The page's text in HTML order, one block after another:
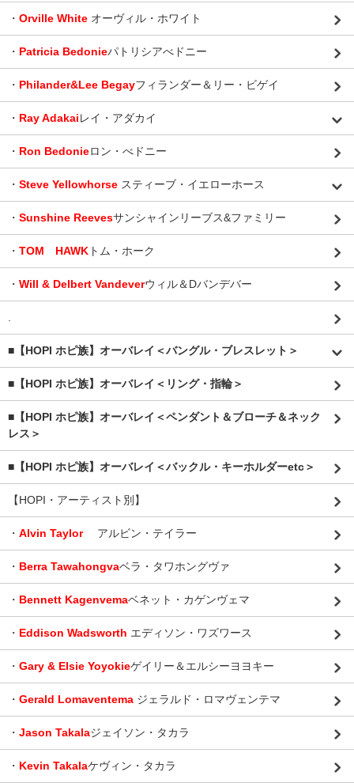
・ Orville White オーヴィル・ホワイト
・ Patricia Bedonieパトリシアべドニー
・ Philander&Lee Begayフィランダー＆リー・ビゲイ
・ Ray Adakaiレイ・アダカイ
・ Ron Bedonieロン・べドニー
・ Steve Yellowhorse スティーブ・イエローホース
・ Sunshine Reevesサンシャインリーブス&ファミリー
・ TOM HAWK トム・ホーク
・ Will & Delbert Vandeverウィル＆Dバンデバー
.
■【HOPI ホピ族】オーバレイ＜バングル・ブレスレット＞
■【HOPI ホピ族】オーバレイ＜リング・指輪＞
■【HOPI ホピ族】オーバレイ＜ペンダント＆ブローチ＆ネック
レス＞
■【HOPI ホピ族】オーバレイ＜バックル・キーホルダーetc＞
【HOPI・アーティスト別】
・ Alvin Taylor アルビン・テイラー
・ Berra Tawahongvaベラ・タワホングヴァ
・ Bennett Kagenvemaベネット・カゲンヴェマ
・ Eddison Wadsworth エディソン・ワズワース
・ Gary & Elsie Yoyokieゲイリー＆エルシーヨヨキー
・ Gerald Lomaventema ジェラルド・ロマヴェンテマ
・ Jason Takalaジェイソン・タカラ
・ Kevin Takalaケヴィン・タカラ